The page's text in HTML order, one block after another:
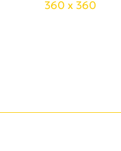
360 x 360